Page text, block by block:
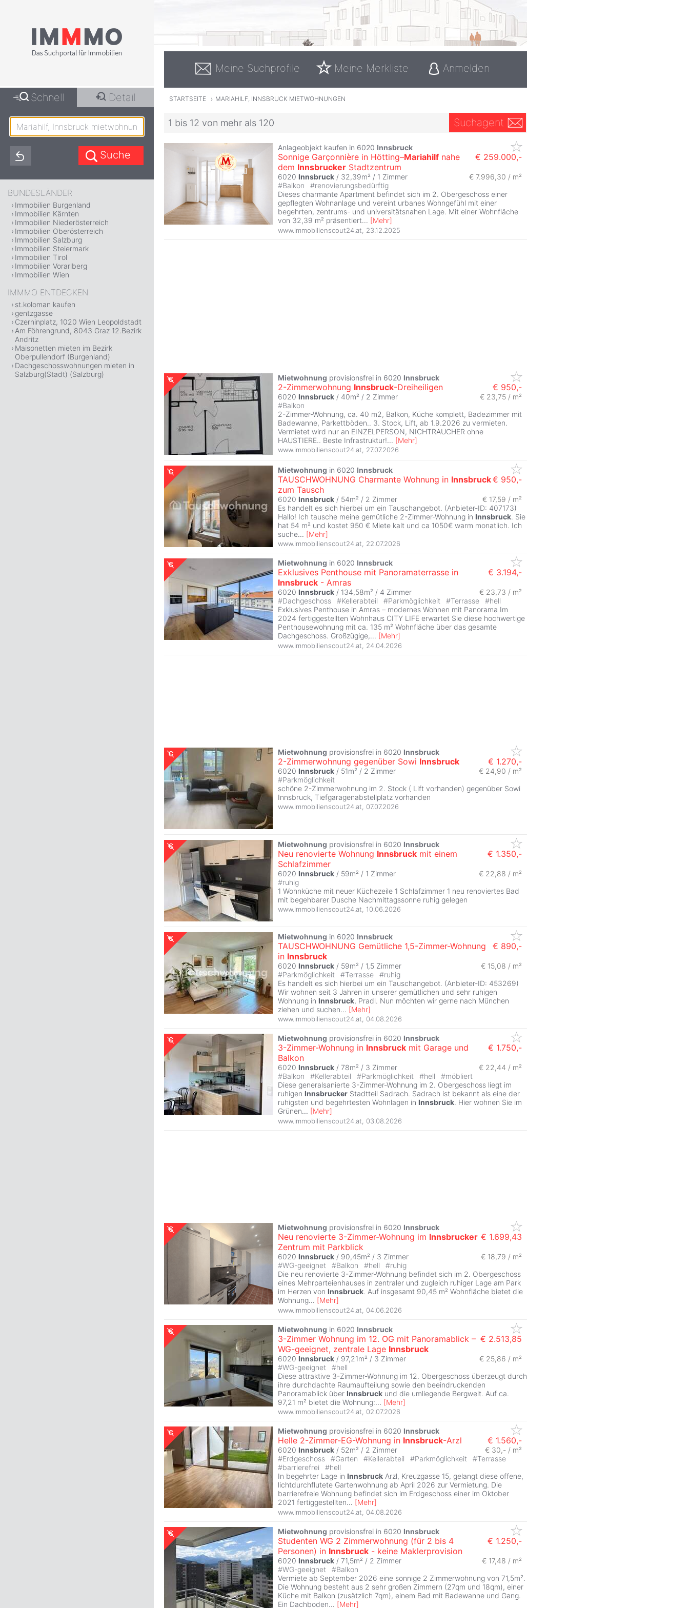
Meine Suchprofile Meine Merkliste Anmelden
STARTSEITE › MARIAHILF, INNSBRUCK MIETWOHNUNGEN
1 bis 12 von mehr als 120 Suchagent
Anlageobjekt kaufen in 6020 Innsbruck
Sonnige Garçonnière in Hötting–Mariahilf nahe
dem Innsbrucker Stadtzentrum
€ 259.000,-
6020 Innsbruck / 32,39m² / 1 Zimmer
€ 7.996,30 / m²
#Balkon #renovierungsbedürftig
Dieses charmante Apartment befindet sich im 2. Obergeschoss einer
gepflegten Wohnanlage und vereint urbanes Wohngefühl mit einer
begehrten, zentrums- und universitätsnahen Lage. Mit einer Wohnfläche
von 32,39 m² präsentiert... [Mehr]
www.immobilienscout24.at 23.12.2025
Mietwohnung provisionsfrei in 6020 Innsbruck
2-Zimmerwohnung Innsbruck-Dreiheiligen € 950,-
6020 Innsbruck / 40m² / 2 Zimmer
€ 23,75 / m²
#Balkon
2-Zimmer-Wohnung, ca. 40 m2, Balkon, Küche komplett, Badezimmer mit
Badewanne, Parkettböden.. 3. Stock, Lift, ab 1.9.2026 zu vermieten.
Vermietet wird nur an EINZELPERSON, NICHTRAUCHER ohne
HAUSTIERE.. Beste Infrastruktur!... [Mehr]
www.immobilienscout24.at 27.07.2026
Mietwohnung in 6020 Innsbruck
TAUSCHWOHNUNG Charmante Wohnung in Innsbruck
zum Tausch
€ 950,-
6020 Innsbruck / 54m² / 2 Zimmer
€ 17,59 / m²
Es handelt es sich hierbei um ein Tauschangebot. (Anbieter-ID: 407173)
Hallo! Ich tausche meine gemütliche 2-Zimmer-Wohnung in Innsbruck. Sie
hat 54 m² und kostet 950 € Miete kalt und ca 1050€ warm monatlich. Ich
suche... [Mehr]
www.immobilienscout24.at 22.07.2026
Mietwohnung in 6020 Innsbruck
Exklusives Penthouse mit Panoramaterrasse in
Innsbruck - Amras
€ 3.194,-
6020 Innsbruck / 134,58m² / 4 Zimmer
€ 23,73 / m²
#Dachgeschoss #Kellerabteil #Parkmöglichkeit #Terrasse #hell
Exklusives Penthouse in Amras – modernes Wohnen mit Panorama Im
2024 fertiggestellten Wohnhaus CITY LIFE erwartet Sie diese hochwertige
Penthousewohnung mit ca. 135 m² Wohnfläche über das gesamte
Dachgeschoss. Großzügige,... [Mehr]
www.immobilienscout24.at 24.04.2026
Mietwohnung provisionsfrei in 6020 Innsbruck
2-Zimmerwohnung gegenüber Sowi Innsbruck € 1.270,-
6020 Innsbruck / 51m² / 2 Zimmer
€ 24,90 / m²
#Parkmöglichkeit
schöne 2-Zimmerwohnung im 2. Stock ( Lift vorhanden) gegenüber Sowi
Innsbruck, Tiefgaragenabstellplatz vorhanden
www.immobilienscout24.at, 07.07.2026
Mietwohnung provisionsfrei in 6020 Innsbruck
Neu renovierte Wohnung Innsbruck mit einem
Schlafzimmer
€ 1.350,-
6020 Innsbruck / 59m² / 1 Zimmer
€ 22,88 / m²
#ruhig
1 Wohnküche mit neuer Küchezeile 1 Schlafzimmer 1 neu renoviertes Bad
mit begehbarer Dusche Nachmittagssonne ruhig gelegen
www.immobilienscout24.at, 10.06.2026
Mietwohnung in 6020 Innsbruck
TAUSCHWOHNUNG Gemütliche 1,5-Zimmer-Wohnung
in Innsbruck
€ 890,-
6020 Innsbruck / 59m² / 1,5 Zimmer
€ 15,08 / m²
#Parkmöglichkeit #Terrasse #ruhig
Es handelt es sich hierbei um ein Tauschangebot. (Anbieter-ID: 453269)
Wir wohnen seit 3 Jahren in unserer gemütlichen und sehr ruhigen
Wohnung in Innsbruck, Pradl. Nun möchten wir gerne nach München
ziehen und suchen... [Mehr]
www.immobilienscout24.at, 04.08.2026
Mietwohnung provisionsfrei in 6020 Innsbruck
3-Zimmer-Wohnung in Innsbruck mit Garage und
Balkon
€ 1.750,-
6020 Innsbruck / 78m² / 3 Zimmer
€ 22,44 / m²
#Balkon #Kellerabteil #Parkmöglichkeit #hell #möbliert
Diese generalsanierte 3-Zimmer-Wohnung im 2. Obergeschoss liegt im
ruhigen Innsbrucker Stadtteil Sadrach. Sadrach ist bekannt als eine der
ruhigsten und begehrtesten Wohnlagen in Innsbruck. Hier wohnen Sie im
Grünen... [Mehr]
www.immobilienscout24.at 03.08.2026
Mietwohnung provisionsfrei in 6020 Innsbruck
Neu renovierte 3-Zimmer-Wohnung im Innsbrucker
Zentrum mit Parkblick
€ 1.699,43
6020 Innsbruck / 90,45m² / 3 Zimmer
€ 18,79 / m²
#WG-geeignet #Balkon #hell #ruhig
Die neu renovierte 3-Zimmer-Wohnung befindet sich im 2. Obergeschoss
eines Mehrparteienhauses in zentraler und zugleich ruhiger Lage am Park
im Herzen von Innsbruck. Auf insgesamt 90,45 m² Wohnfläche bietet die
Wohnung... [Mehr]
www.immobilienscout24.at 04.06.2026
Mietwohnung in 6020 Innsbruck
3-Zimmer Wohnung im 12. OG mit Panoramablick –
WG-geeignet, zentrale Lage Innsbruck
€ 2.513,85
6020 Innsbruck / 97,21m² / 3 Zimmer
€ 25,86 / m²
#WG-geeignet #hell
Diese attraktive 3-Zimmer-Wohnung im 12. Obergeschoss überzeugt durch
ihre durchdachte Raumaufteilung sowie den beeindruckenden
Panoramablick über Innsbruck und die umliegende Bergwelt. Auf ca.
97,21 m² bietet die Wohnung:... [Mehr]
www.immobilienscout24.at 02.07.2026
Mietwohnung provisionsfrei in 6020 Innsbruck
Helle 2-Zimmer-EG-Wohnung in Innsbruck-Arzl € 1.560,-
6020 Innsbruck / 52m² / 2 Zimmer
€ 30,- / m²
#Erdgeschoss #Garten #Kellerabteil #Parkmöglichkeit #Terrasse
#barrierefrei #hell
In begehrter Lage in Innsbruck Arzl, Kreuzgasse 15, gelangt diese offene,
lichtdurchflutete Gartenwohnung ab April 2026 zur Vermietung. Die
barrierefreie Wohnung befindet sich im Erdgeschoss einer im Oktober
2021 fertiggestellten... [Mehr]
www.immobilienscout24.at 04.08.2026
Mietwohnung provisionsfrei in 6020 Innsbruck
Studenten WG 2 Zimmerwohnung (für 2 bis 4
Personen) in Innsbruck - keine Maklerprovision
€ 1.250,-
6020 Innsbruck / 71,5m² / 2 Zimmer
€ 17,48 / m²
#WG-geeignet #Balkon
Vermiete ab September 2026 eine sonnige 2 Zimmerwohnung von 71,5m².
Die Wohnung besteht aus 2 sehr großen Zimmern (27qm und 18qm), einer
Küche mit Balkon (zusätzlich 7qm), einem Bad mit Badewanne und Gang.
Ein Dachboden... [Mehr]
Schnell Detail
BUNDESLÄNDER
Immobilien Burgenland
Immobilien Kärnten
Immobilien Niederösterreich
Immobilien Oberösterreich
Immobilien Salzburg
Immobilien Steiermark
Immobilien Tirol
Immobilien Vorarlberg
Immobilien Wien
IMMMO ENTDECKEN
st.koloman kaufen
gentzgasse
Czerninplatz, 1020 Wien Leopoldstadt
Am Föhrengrund, 8043 Graz 12.Bezirk
Andritz
Maisonetten mieten im Bezirk
Oberpullendorf (Burgenland)
Dachgeschosswohnungen mieten in
Salzburg(Stadt) (Salzburg)